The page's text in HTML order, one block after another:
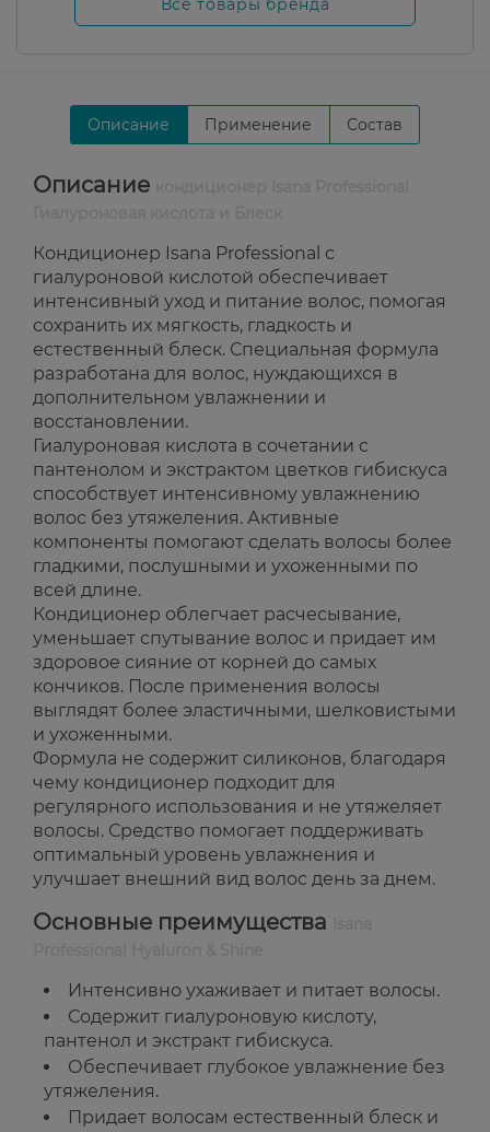
Все товары бренда
Описание Применение Состав
Описание
Кондиционер Isana Professional с
гиалуроновой кислотой обеспечивает
интенсивный уход и питание волос, помогая
сохранить их мягкость, гладкость и
естественный блеск. Специальная формула
разработана для волос, нуждающихся в
дополнительном увлажнении и
восстановлении.
Гиалуроновая кислота в сочетании с
пантенолом и экстрактом цветков гибискуса
способствует интенсивному увлажнению
волос без утяжеления. Активные
компоненты помогают сделать волосы более
гладкими, послушными и ухоженными по
всей длине.
Кондиционер облегчает расчесывание,
уменьшает спутывание волос и придает им
здоровое сияние от корней до самых
кончиков. После применения волосы
выглядят более эластичными, шелковистыми
и ухоженными.
Формула не содержит силиконов, благодаря
чему кондиционер подходит для
регулярного использования и не утяжеляет
волосы. Средство помогает поддерживать
оптимальный уровень увлажнения и
улучшает внешний вид волос день за днем.
Основные преимущества
Интенсивно ухаживает и питает волосы.
Содержит гиалуроновую кислоту,
пантенол и экстракт гибискуса.
Обеспечивает глубокое увлажнение без
утяжеления.
Придает волосам естественный блеск и